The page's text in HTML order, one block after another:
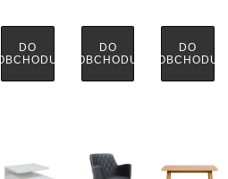
DO
OBCHODU
DO
OBCHODU
DO
OBCHODU